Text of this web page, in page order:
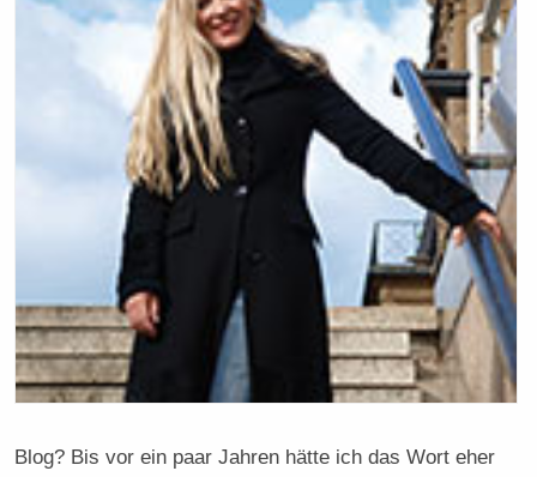
Blog? Bis vor ein paar Jahren hätte ich das Wort eher